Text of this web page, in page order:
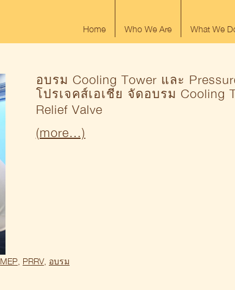
Home Who We Are What We
อบรม Cooling Tower และ
โปรเจคส์เอเชีย จัดอบรม Cooling
Relief Valve
(more…)
MEP PRRV, อบรม